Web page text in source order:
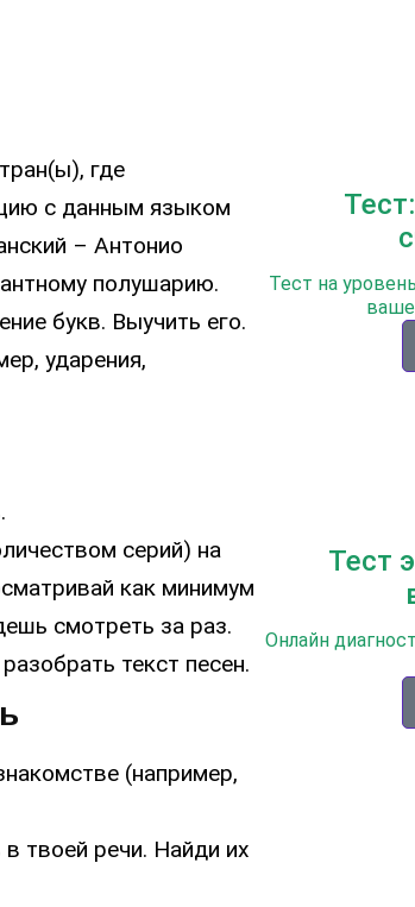
где
с данным языком
– Антонио
полушарию.
букв. Выучить его.
ударения,
серий) на
как минимум
смотреть за раз.
текст песен.
(например,
твоей речи. Найди их
Тест на
Тест
Онлайн